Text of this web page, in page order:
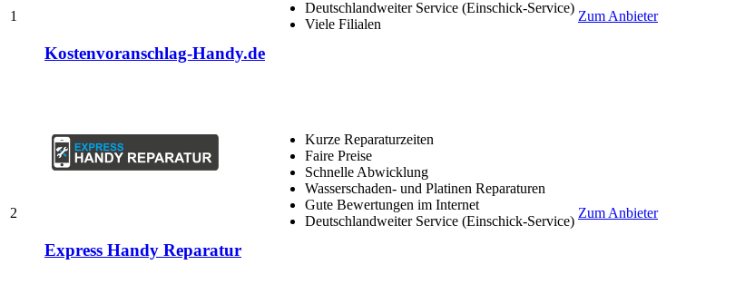
1
Kostenvoranschlag-Handy.de
Deutschlandweiter Service (Einschick-Service)
Viele Filialen
Zum Anbieter
2
Express Handy Reparatur
Kurze Reparaturzeiten
Faire Preise
Schnelle Abwicklung
Wasserschaden- und Platinen Reparaturen
Gute Bewertungen im Internet
Deutschlandweiter Service (Einschick-Service)
Zum Anbieter